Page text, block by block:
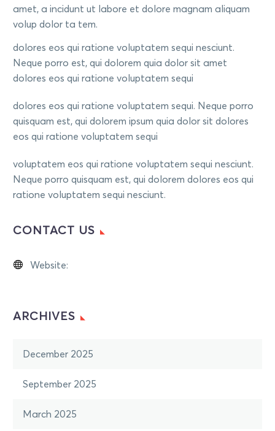
amet, a incidunt ut labore et dolore magnam aliquam
volup dolor ta tem.
dolores eos qui ratione voluptatem sequi nesciunt.
Neque porro est, qui dolorem quia dolor sit amet
dolores eos qui ratione voluptatem sequi
dolores eos qui ratione voluptatem sequi. Neque porro
quisquam est, qui dolorem ipsum quia dolor sit dolores
eos qui ratione voluptatem sequi
voluptatem eos qui ratione voluptatem sequi nesciunt.
Neque porro quisquam est, qui dolorem dolores eos qui
ratione voluptatem sequi nesciunt.
CONTACT US
Website:
ARCHIVES
December 2025
September 2025
March 2025